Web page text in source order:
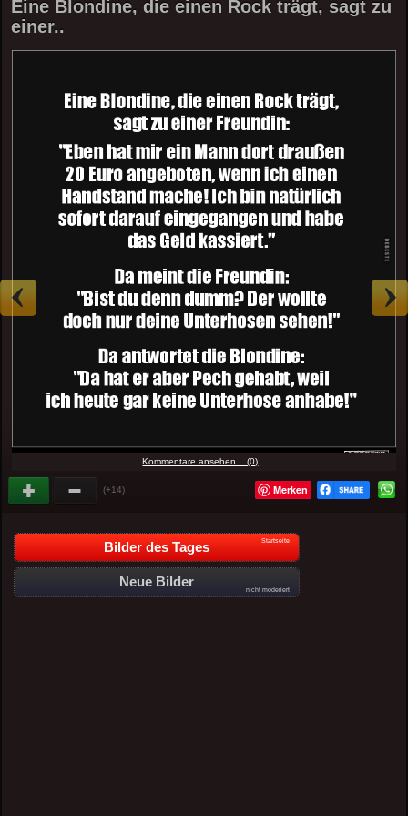
Eine Blondine, die einen Rock trägt, sagt zu
einer..
Kommentare ansehen... (0)
(+14) Merken
Bilder des Tages Startseite
Neue Bilder
nicht moderiert